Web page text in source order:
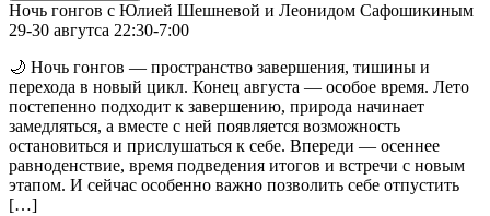
Ночь гонгов с Юлией Шешневой и Леонидом Сафошикиным
29-30 авгутса 22:30-7:00
🌙 Ночь гонгов — пространство завершения, тишины и
перехода в новый цикл. Конец августа — особое время. Лето
постепенно подходит к завершению, природа начинает
замедляться, а вместе с ней появляется возможность
остановиться и прислушаться к себе. Впереди — осеннее
равноденствие, время подведения итогов и встречи с новым
этапом. И сейчас особенно важно позволить себе отпустить
[…]